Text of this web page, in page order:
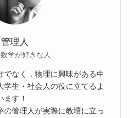
管理人
学が好きな人
でなく，物理に興味がある中
学生・社会人の役に立てるよ
ます！
の管理人が実際に教壇に立っ